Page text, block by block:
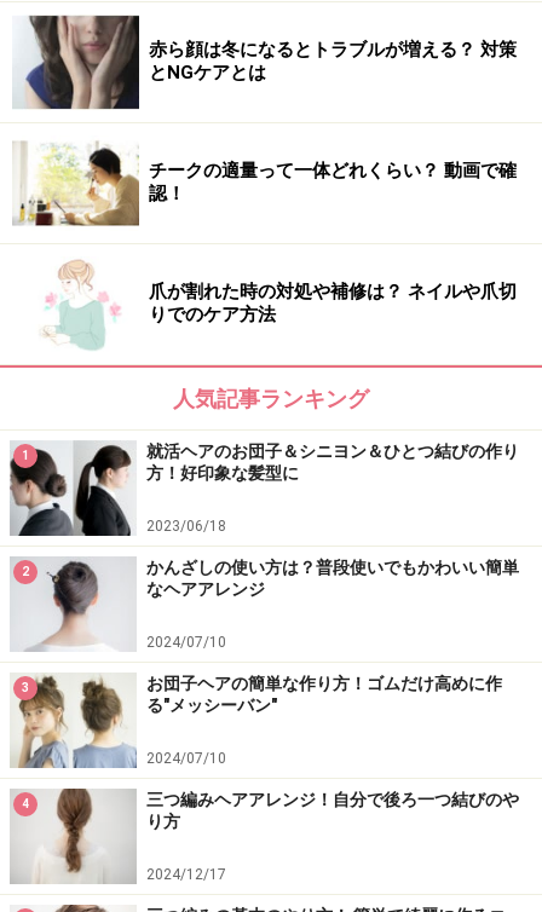
赤ら顔は冬になるとトラブルが増える？ 対策
とNGケアとは
チークの適量って一体どれくらい？ 動画で確
認！
爪が割れた時の対処や補修は？ ネイルや爪切
りでのケア方法
人気記事ランキング
1
就活ヘアのお団子＆シニヨン＆ひとつ結びの作り
方！好印象な髪型に
2023/06/18
2
かんざしの使い方は？普段使いでもかわいい簡単
なヘアアレンジ
2024/07/10
3
お団子ヘアの簡単な作り方！ゴムだけ高めに作
る"メッシーバン"
2024/07/10
4
三つ編みヘアアレンジ！自分で後ろ一つ結びのや
り方
2024/12/17